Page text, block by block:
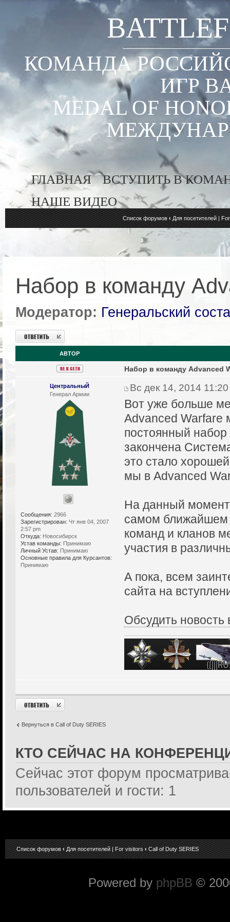
КОМАНДА
ИГР
MEDAL OF
ГЛАВНАЯ
ВСТУПИТЬ В
НАШЕ ВИДЕО
Список форумов ‹ Для посетителей |
Набор в команду
Модератор: Генеральский
Ответить
АВТОР
ЦентральныЙ
Генерал Армии
Сообщения: 2966
Зарегистрирован: Чт янв 04, 2007
2:57 pm
Откуда: Новосибирск
Устав команды: Принимаю
Личный Устав: Принимаю
Основные правила для Курсантов:
Принимаю
Набор в команду Advanced
Вс дек 14, 2014
Вот уже больше
Advanced Warfare
постоянный набор
закончена
это стало
мы в Advanced
На данный
самом ближайшем
команд и кланов
участия в
А пока, всем
сайта на
Обсудить новость
Ответить
Вернуться в Call of Duty SERIES
КТО СЕЙЧАС НА
Сейчас этот форум
пользователей и гости: 1
Список форумов ‹ Для посетителей | For visitors ‹ Call of Duty SERIES
Powered by phpBB ©